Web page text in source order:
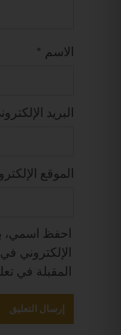
الاسم *
البريد
الموقع
احفظ اسمي،
الإلكتروني
المقبلة في